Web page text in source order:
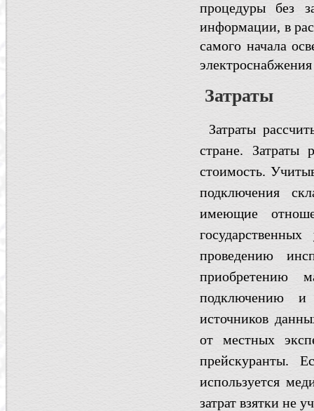
процедуры без
информации, в
самого начала
Затраты
Затраты
стране. Затраты
стоимость.
подключения
имеющие
проведению
приобретению
подключению и
источников
от местных
прейскуранты.
используется
затрат взятки не